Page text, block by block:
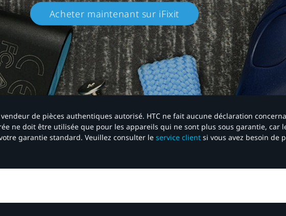
Acheter maintenant sur iFixit​
de pièces authentiques autorisé. HTC ne fait aucune déclaration
ne doit être utilisée que pour les appareils qui ne sont plus sous garantie, car
garantie standard. Veuillez consulter le service client si vous avez besoin de